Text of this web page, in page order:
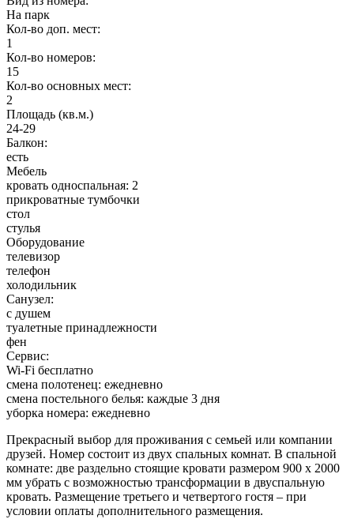
На парк
Кол-во доп. мест:
1
Кол-во номеров:
15
Кол-во основных мест:
2
Площадь (кв.м.)
24-29
Балкон:
есть
Мебель
кровать односпальная: 2
прикроватные тумбочки
стол
стулья
Оборудование
телевизор
телефон
холодильник
Санузел:
с душем
туалетные принадлежности
фен
Сервис:
Wi-Fi бесплатно
смена полотенец: ежедневно
смена постельного белья: каждые 3 дня
уборка номера: ежедневно
Прекрасный выбор для проживания с семьей или компании
друзей. Номер состоит из двух спальных комнат. В спальной
комнате: две раздельно стоящие кровати размером 900 х 2000
мм убрать с возможностью трансформации в двуспальную
кровать. Размещение третьего и четвертого гостя – при
условии оплаты дополнительного размещения.